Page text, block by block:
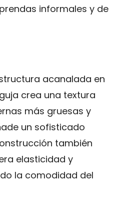
informales y de
acanalada en
crea una textura
más gruesas y
un sofisticado
también
elasticidad y
la comodidad del